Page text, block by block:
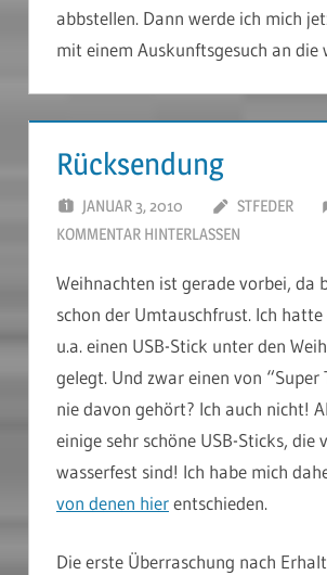
abbstellen. Dann werde ich mich
mit einem Auskunftsgesuch an die
Rücksendung
JANUAR 3, 2010
STFEDER
KOMMENTAR HINTERLASSEN
Weihnachten ist gerade vorbei, da
schon der Umtauschfrust. Ich hatte
u.a. einen USB-Stick unter den
gelegt. Und zwar einen von “Super
nie davon gehört? Ich auch nicht!
einige sehr schöne USB-Sticks, die
wasserfest sind! Ich habe mich
von denen hierentschieden.
Die erste Überraschung nach